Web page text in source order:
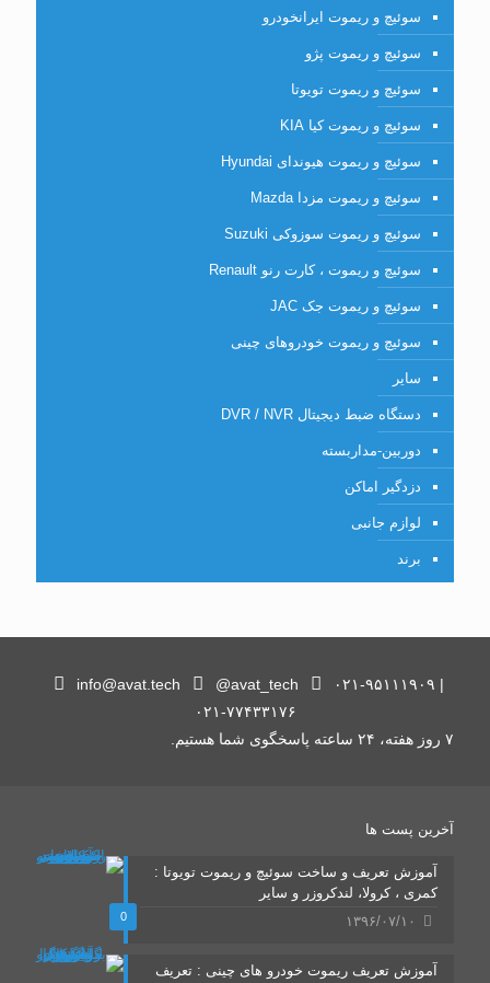
سوئیچ و ریموت ایرانخودرو
سوئیچ و ریموت پژو
سوئیچ و ریموت تویوتا
سوئیچ و ریموت کیا KIA
سوئیچ و ریموت هیوندای Hyundai
سوئیچ و ریموت مزدا Mazda
سوئیچ و ریموت سوزوکی Suzuki
سوئیچ و ریموت ، کارت رنو Renault
سوئیچ و ریموت جک JAC
سوئیچ و ریموت خودروهای چینی
سایر
دستگاه ضبط دیجیتال DVR / NVR
دوربین-مداربسته
دزدگیر اماکن
لوازم جانبی
برند
info@avat.tech @avat_tech
۰۲۱-۹۵۱۱۱۹۰۹ |
۰۲۱-۷۷۴۳۳۱۷۶
۷ روز هفته، ۲۴ ساعته پاسخگوی شما هستیم.
آخرین پست ها
0
آموزش تعریف و ساخت سوئیچ و ریموت تویوتا :
کمری ، کرولا، لندکروزر و سایر
۱۳۹۶/۰۷/۱۰
آموزش تعریف ریموت خودرو های چینی : تعریف